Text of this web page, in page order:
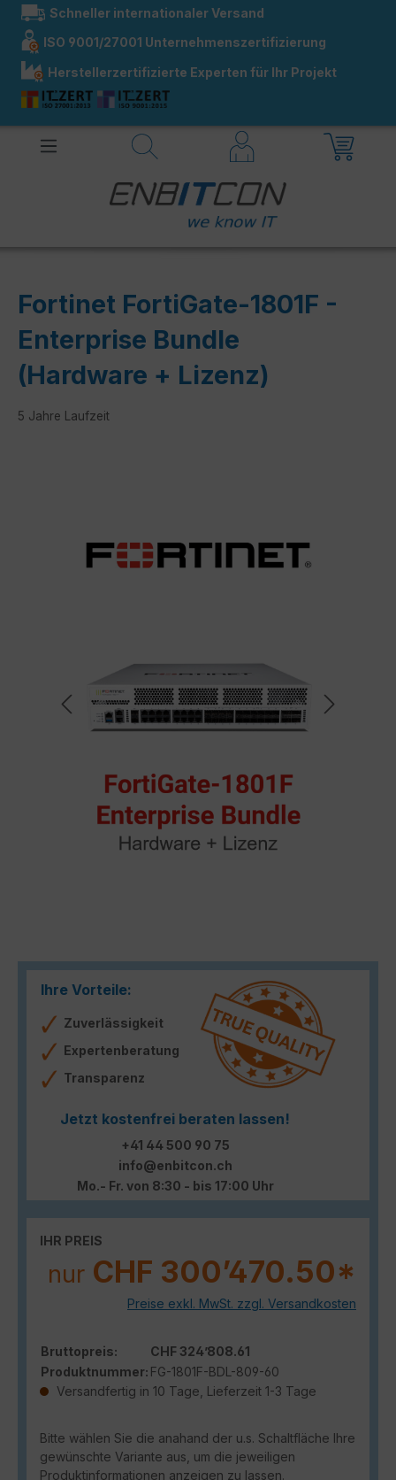
springen
Schneller internationaler Versand
ISO 9001/27001 Unternehmenszertifizierung
Herstellerzertifizierte Experten für Ihr Projekt
Fortinet FortiGate-1801F -
Enterprise Bundle
(Hardware + Lizenz)
5 Jahre Laufzeit
Ihre Vorteile:
Zuverlässigkeit
Expertenberatung
Transparenz
Jetzt kostenfrei beraten lassen!
+41 44 500 90 75
info@enbitcon.ch
Mo.- Fr. von 8:30 - bis 17:00 Uhr
IHR PREIS
nur CHF 300’470.50*
Preise exkl. MwSt. zzgl. Versandkosten
Bruttopreis:
CHF 324’808.61
Produktnummer: FG-1801F-BDL-809-60
Versandfertig in 10 Tage, Lieferzeit 1-3 Tage
Bitte wählen Sie die anahand der u.s. Schaltfläche Ihre
gewünschte Variante aus, um die jeweiligen
Produktinformationen anzeigen zu lassen.